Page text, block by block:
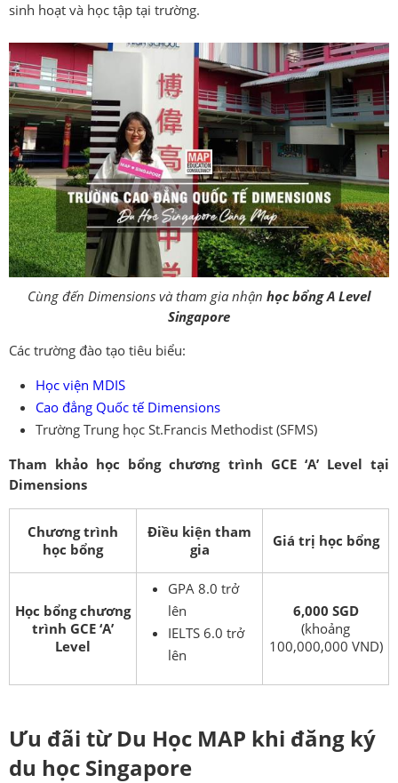
sinh hoạt và học tập tại trường.
Cùng đến Dimensions và tham gia nhận học bổng A Level
Singapore
Các trường đào tạo tiêu biểu:
Học viện MDIS
Cao đẳng Quốc tế Dimensions
Trường Trung học St.Francis Methodist (SFMS)
Tham khảo học bổng chương trình GCE ‘A’ Level tại
Dimensions
Chương trình
học bổng
Điều kiện tham
gia
Giá trị học bổng
Học bổng chương
trình GCE ‘A’
Level
GPA 8.0 trở
lên
IELTS 6.0 trở
lên
6,000 SGD
(khoảng
100,000,000 VND)
Ưu đãi từ Du Học MAP khi đăng ký
du học Singapore